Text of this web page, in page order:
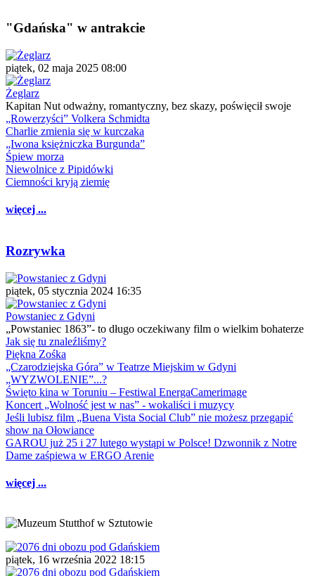
"Gdańska" w antrakcie
piątek, 02 maja 2025 08:00
Żeglarz
Kapitan Nut odważny, romantyczny, bez skazy, poświęcił swoje
„Rowerzyści” Volkera Schmidta
Charlie zmienia się w kurczaka
„Iwona księżniczka Burgunda”
Śpiew morza
Niewolnice z Pipidówki
Ciemności kryją ziemię
więcej ...
Rozrywka
piątek, 05 stycznia 2024 16:35
Powstaniec z Gdyni
„Powstaniec 1863”- to długo oczekiwany film o wielkim bohaterze
Jak się tu znaleźliśmy?
Piękna Zośka
„Czarodziejska Góra” w Teatrze Miejskim w Gdyni
„WYZWOLENIE”...?
Święto kina w Toruniu – Festiwal EnergaCamerimage
Koncert „Wolność jest w nas” - wokaliści i muzycy
Jeśli lubisz film „Buena Vista Social Club” nie możesz przegapić
show na Ołowiance
GAROU już 25 i 27 lutego wystąpi w Polsce! Dzwonnik z Notre
Dame zaśpiewa w ERGO Arenie
więcej ...
piątek, 16 września 2022 18:15